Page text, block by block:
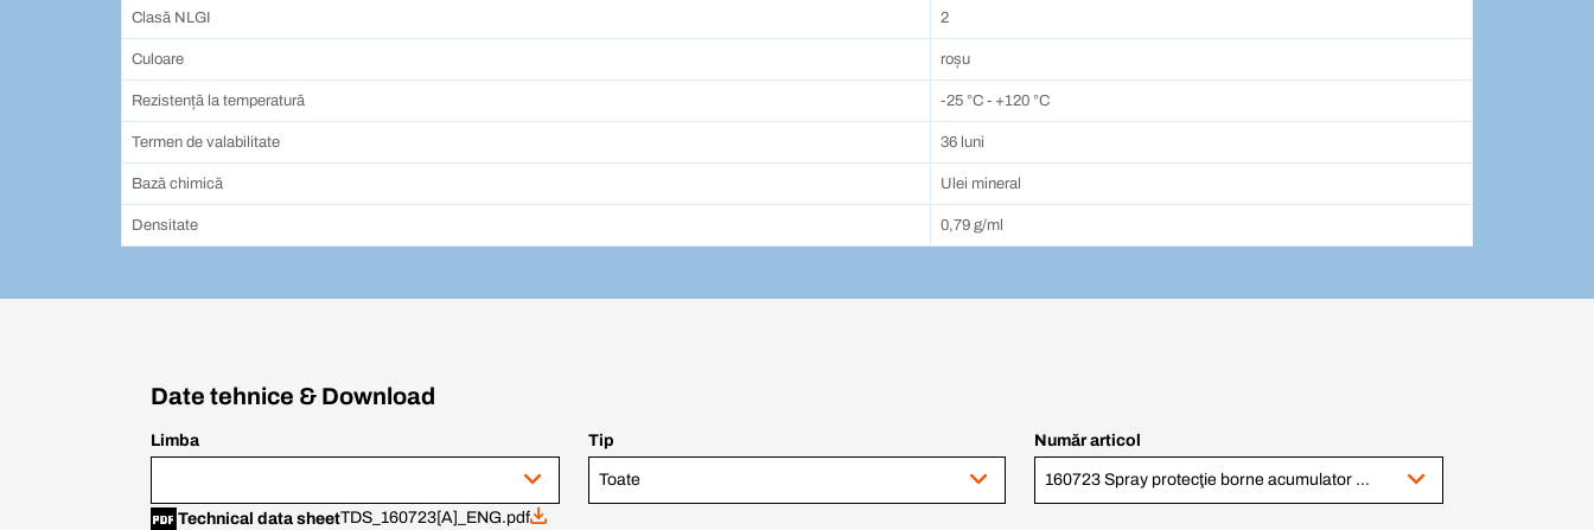
Clasă NLGI 2
Culoare roșu
Rezistență la temperatură -25 °C - +120 °C
Termen de valabilitate 36 luni
Bază chimică Ulei mineral
Densitate 0,79 g/ml
Date tehnice & Download
Limba Tip
Toate
Număr articol
160723 Spray protecţie borne acumulator 400 ml
Technical data sheetTDS_160723[A]_ENG.pdf